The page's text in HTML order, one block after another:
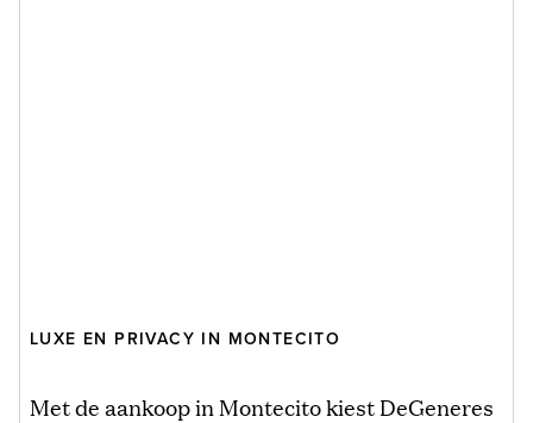
LUXE EN PRIVACY IN MONTECITO
Met de aankoop in Montecito kiest DeGeneres